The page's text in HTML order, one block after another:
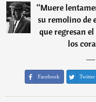
“Muere
su remolino de
que regresan
los
―
Facebook Twitter